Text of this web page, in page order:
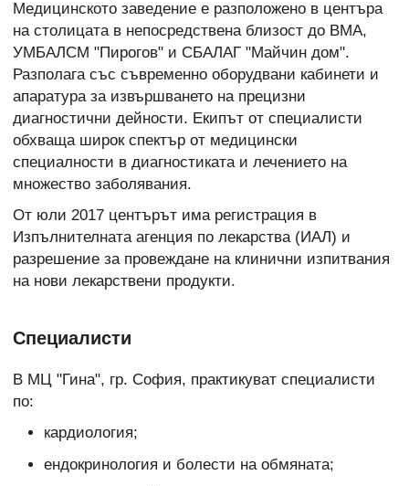
Медицинското заведение е разположено в центъра
на столицата в непосредствена близост до ВМА,
УМБАЛСМ "Пирогов" и СБАЛАГ "Майчин дом".
Разполага със съвременно оборудвани кабинети и
апаратура за извършването на прецизни
диагностични дейности. Екипът от специалисти
обхваща широк спектър от медицински
специалности в диагностиката и лечението на
множество заболявания.
От юли 2017 центърът има регистрация в
Изпълнителната агенция по лекарства (ИАЛ) и
разрешение за провеждане на клинични изпитвания
на нови лекарствени продукти.
Специалисти
В МЦ "Гина", гр. София, практикуват специалисти
по:
кардиология;
ендокринология и болести на обмяната;